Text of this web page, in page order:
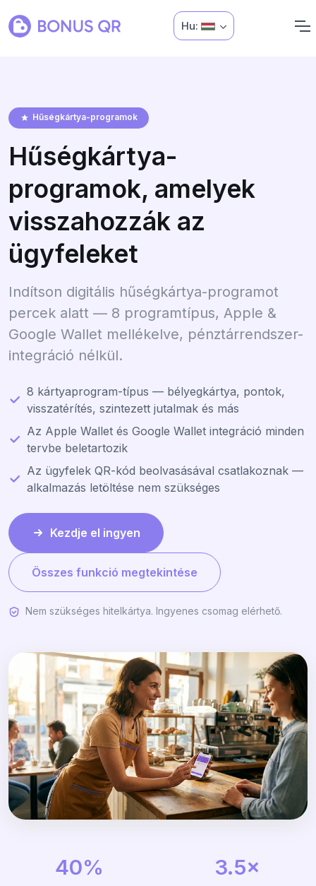
Hu:
Hűségkártya-programok
Hűségkártya-
programok, amelyek
visszahozzák az
ügyfeleket
Indítson digitális hűségkártya-programot
percek alatt — 8 programtípus, Apple &
Google Wallet mellékelve, pénztárrendszer-
integráció nélkül.
8 kártyaprogram-típus — bélyegkártya, pontok,
visszatérítés, szintezett jutalmak és más
Az Apple Wallet és Google Wallet integráció minden
tervbe beletartozik
Az ügyfelek QR-kód beolvasásával csatlakoznak —
alkalmazás letöltése nem szükséges
Kezdje el ingyen
Összes funkció megtekintése
Nem szükséges hitelkártya. Ingyenes csomag elérhető.
40% 3.5×